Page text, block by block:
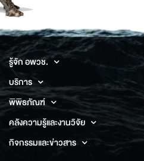
รู้จัก อพวช.
บริการ
พิพิธภัณฑ์
คลังความรู้และงานวิจัย
กิจกรรมและข่าวสาร